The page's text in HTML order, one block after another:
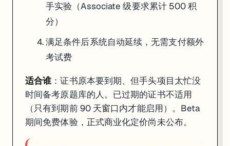
DeepLearning.AI 平台 Beta 期间，「Open Source Models with
在 Hugging Face Hub 筛选和加载预训练模型
transformers 库完成 text、vision、audio 任务推理
用 Gradio + Hugging Face Spaces 快速发布 AI demo
时长约 1 小时。平台 Beta 结束后定价不详，建议现在就学。完成后可
来源：DeepLearning.AI Courses 页面
3. AWS Skill Builder — 500+ 免费数字课程（无需订阅）
：备考 AWS 认证 / 希望学具体 AWS 服务使用的学员
aws.amazon.com/training/digital/
手实验（Associate 级要求累计 500 积
分）
满足条件后系统自动延续，无需支付额外
考试费
适合谁：证书原本要到期、但手头项目太忙没
时间备考原题库的人。已过期的证书不适用
（只有到期前 90 天窗口内才能启用）。Beta
期间免费体验，正式商业化定价尚未公布。